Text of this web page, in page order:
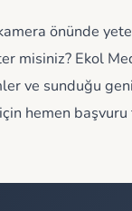
önünde
misiniz? Ekol
ve sunduğu
hemen